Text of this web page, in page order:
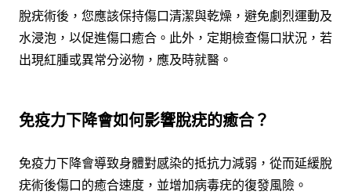
脫疣術後，您應該保持傷口清潔與乾燥，避免劇烈運動及
水浸泡，以促進傷口癒合。此外，定期檢查傷口狀況，若
出現紅腫或異常分泌物，應及時就醫。
免疫力下降會如何影響脫疣的癒合？
免疫力下降會導致身體對感染的抵抗力減弱，從而延緩脫
疣術後傷口的癒合速度，並增加病毒疣的復發風險。